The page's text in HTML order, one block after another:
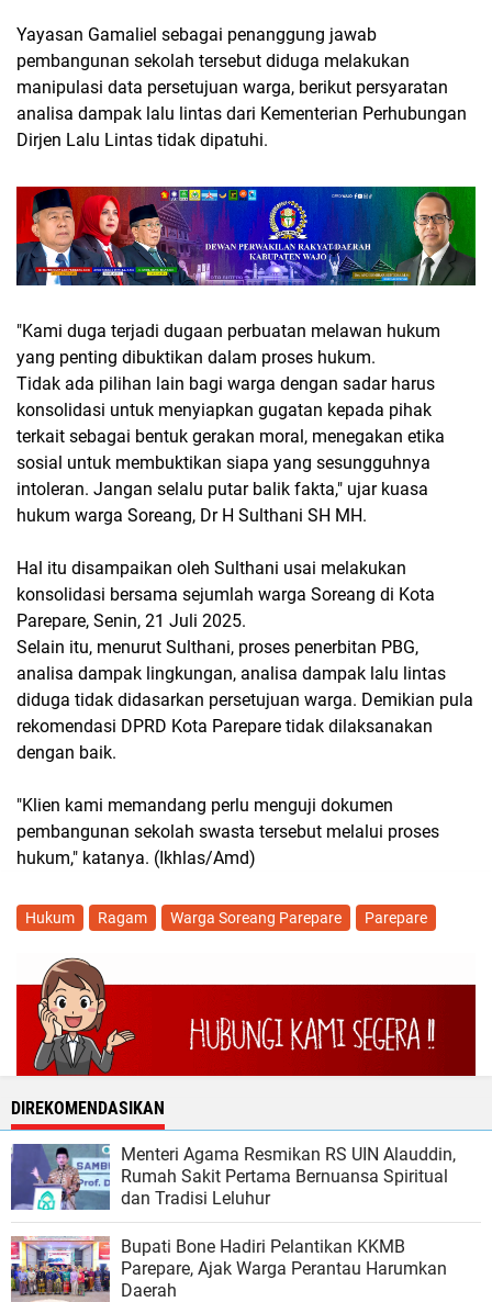
Yayasan Gamaliel sebagai penanggung jawab
pembangunan sekolah tersebut diduga melakukan
manipulasi data persetujuan warga, berikut persyaratan
analisa dampak lalu lintas dari Kementerian Perhubungan
Dirjen Lalu Lintas tidak dipatuhi.
"Kami duga terjadi dugaan perbuatan melawan hukum
yang penting dibuktikan dalam proses hukum.
Tidak ada pilihan lain bagi warga dengan sadar harus
konsolidasi untuk menyiapkan gugatan kepada pihak
terkait sebagai bentuk gerakan moral, menegakan etika
sosial untuk membuktikan siapa yang sesungguhnya
intoleran. Jangan selalu putar balik fakta," ujar kuasa
hukum warga Soreang, Dr H Sulthani SH MH.
Hal itu disampaikan oleh Sulthani usai melakukan
konsolidasi bersama sejumlah warga Soreang di Kota
Parepare, Senin, 21 Juli 2025.
Selain itu, menurut Sulthani, proses penerbitan PBG,
analisa dampak lingkungan, analisa dampak lalu lintas
diduga tidak didasarkan persetujuan warga. Demikian pula
rekomendasi DPRD Kota Parepare tidak dilaksanakan
dengan baik.
"Klien kami memandang perlu menguji dokumen
pembangunan sekolah swasta tersebut melalui proses
hukum," katanya. (Ikhlas/Amd)
Hukum Ragam Warga Soreang Parepare Parepare
DIREKOMENDASIKAN
Menteri Agama Resmikan RS UIN Alauddin,
Rumah Sakit Pertama Bernuansa Spiritual
dan Tradisi Leluhur
Bupati Bone Hadiri Pelantikan KKMB
Parepare, Ajak Warga Perantau Harumkan
Daerah